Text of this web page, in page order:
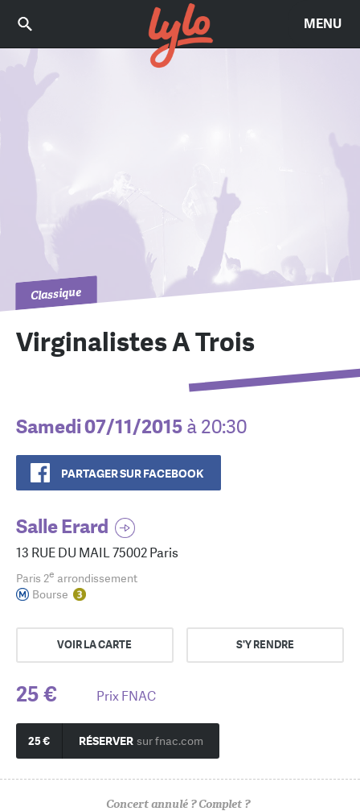
MENU
Classique
Virginalistes A Trois
Samedi 07/11/2015 à 20:30
PARTAGER SUR FACEBOOK
Salle Erard
13 RUE DU MAIL 75002 Paris
Paris 2e arrondissement
Bourse
VOIR LA CARTE S'Y RENDRE
25 € Prix FNAC
25 € RÉSERVER sur fnac.com
Concert annulé ? Complet ?